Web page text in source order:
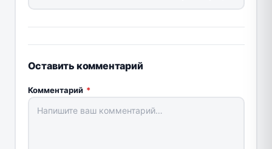
Оставить комментарий
Комментарий *